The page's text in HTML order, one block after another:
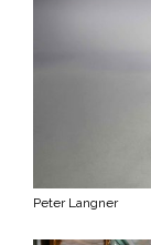
Peter Langner